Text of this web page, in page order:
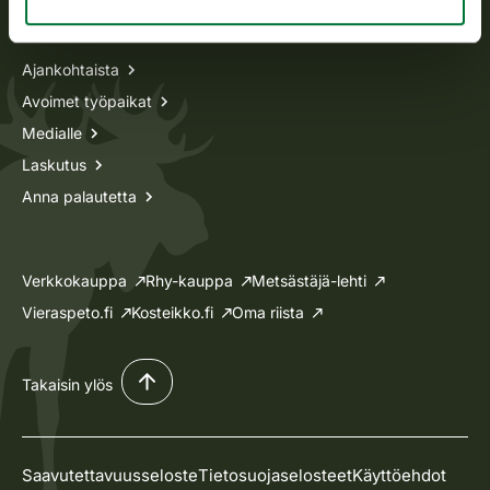
Tietoa meistä
Ajankohtaista
Avoimet työpaikat
Medialle
Laskutus
Anna palautetta
Verkkokauppa Rhy-kauppa
Metsästäjä-lehti
Vieraspeto.fi
Kosteikko.fi Oma riista
Takaisin ylös
SaavutettavuusselosteTietosuojaselosteetKäyttöehdot